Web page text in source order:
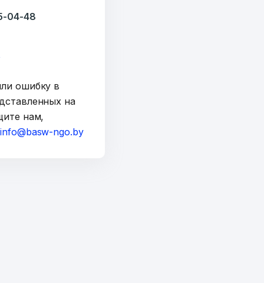
04-48
ошибку в
на
нам,
info@basw-ngo.by